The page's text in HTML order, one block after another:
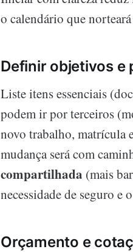
o calendário que
Definir objetivos e
Liste itens essenciais
podem ir por terceiros
novo trabalho, matrícula
mudança será com
compartilhada (mais
necessidade de seguro e
Orçamento e